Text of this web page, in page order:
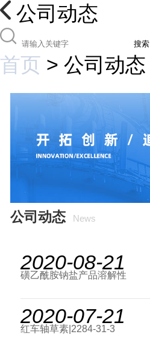
公司动态
搜索
首页 > 公司动态
公司动态 News
2020-08-21
磺乙酰胺钠盐产品溶解性
2020-07-21
红车轴草素|2284-31-3